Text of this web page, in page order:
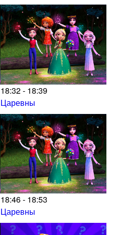
18:32 - 18:39
Царевны
18:46 - 18:53
Царевны